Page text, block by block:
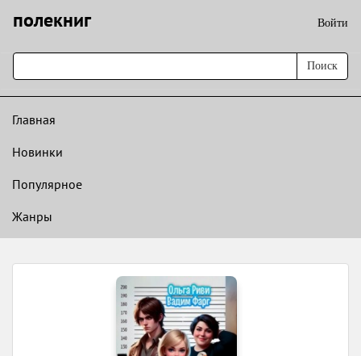
полекниг Войти
Поиск
Главная
Новинки
Популярное
Жанры